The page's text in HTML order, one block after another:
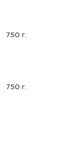
750 г.
750 г.